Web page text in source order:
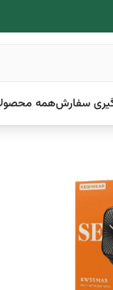
سفارشهمه